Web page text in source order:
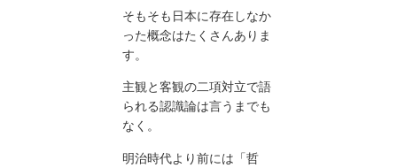
そもそも日本に存在しなか
った概念はたくさんありま
す。
主観と客観の二項対立で語
られる認識論は言うまでも
なく。
明治時代より前には「哲